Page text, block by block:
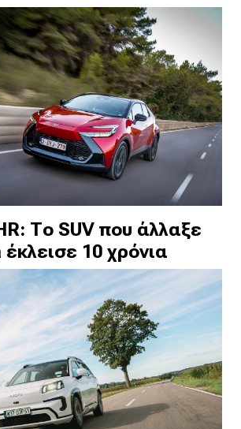
Το SUV που άλλαξε
10 χρόνια